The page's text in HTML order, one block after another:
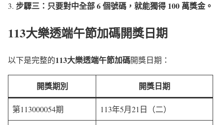
步驟三：只要對中全部 6 個號碼，就能獨得 100 萬獎金。
113大樂透端午節加碼開獎日期
以下是完整的113大樂透端午節加碼開獎日期：
開獎期別 開獎日期
第113000054期 113年5月21日（二）